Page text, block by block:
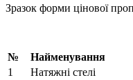
Зразок форми цінової
№ Найменування
1
Натяжні стелі